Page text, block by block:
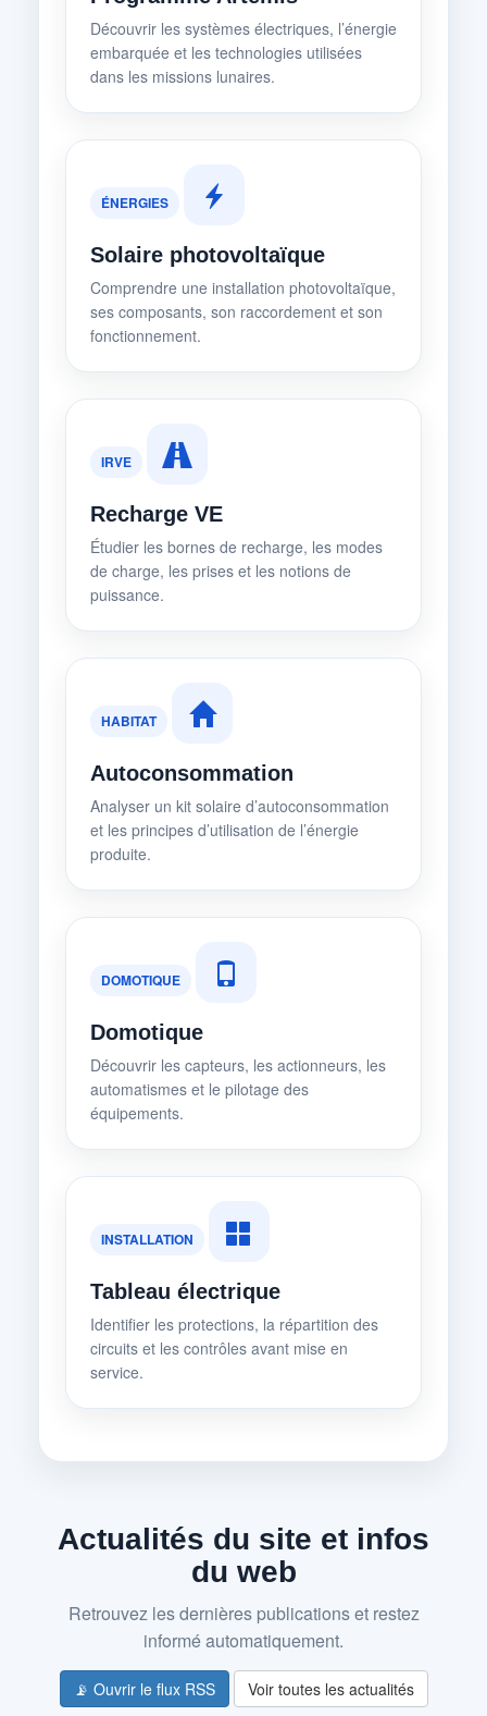
Découvrir les systèmes électriques, l’énergie
embarquée et les technologies utilisées
dans les missions lunaires.
ÉNERGIES
Solaire photovoltaïque
Comprendre une installation photovoltaïque,
ses composants, son raccordement et son
fonctionnement.
IRVE
Recharge VE
Étudier les bornes de recharge, les modes
de charge, les prises et les notions de
puissance.
HABITAT
Autoconsommation
Analyser un kit solaire d’autoconsommation
et les principes d’utilisation de l’énergie
produite.
DOMOTIQUE
Domotique
Découvrir les capteurs, les actionneurs, les
automatismes et le pilotage des
équipements.
INSTALLATION
Tableau électrique
Identifier les protections, la répartition des
circuits et les contrôles avant mise en
service.
Actualités du site et infos
du web
Retrouvez les dernières publications et restez
informé automatiquement.
📡 Ouvrir le flux RSS Voir toutes les actualités